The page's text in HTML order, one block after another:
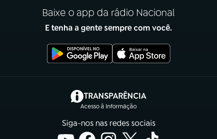
Baixe o app da rádio Nacional
E tenha a gente sempre com você.
TRANSPARÊNCIA
Acesso à Informação
(abre em nova aba)
Siga-nos nas redes sociais